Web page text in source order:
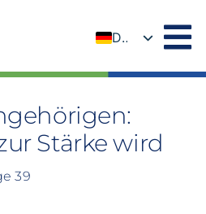
DE
Stärke wird
39